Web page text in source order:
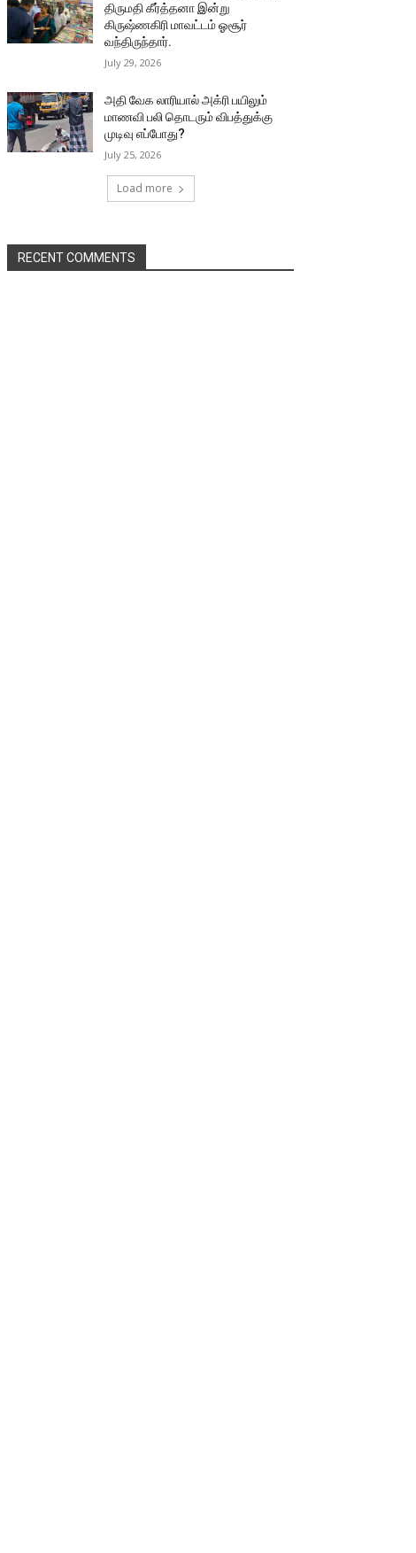
திருமதி கீர்த்தனா இன்று
கிருஷ்ணகிரி மாவட்டம் ஓசூர்
வந்திருந்தார்.
July 29, 2026
அதி வேக லாரியால் அக்ரி பயிலும்
மாணவி பலி தொடரும் விபத்துக்கு
முடிவு எப்போது?
July 25, 2026
Load more
RECENT COMMENTS